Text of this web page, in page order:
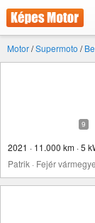
Motor/Supermoto /
2021 · 11.000 km · 5
Patrik · Fejér